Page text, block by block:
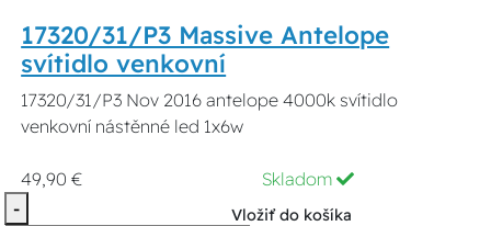
17320/31/P3 Massive Antelope
svítidlo venkovní
17320/31/P3 Nov 2016 antelope 4000k svítidlo
venkovní nástěnné led 1x6w
49,90 €
Skladom
-
Vložiť do košíka